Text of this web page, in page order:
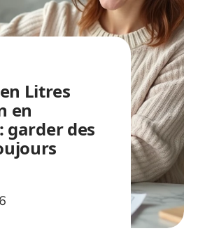
Litres
en
garder des